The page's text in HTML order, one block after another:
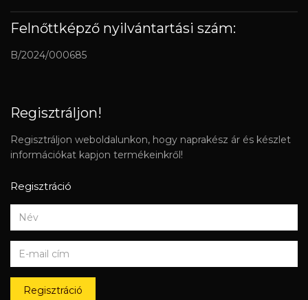
Felnőttképző nyilvántartási szám:
B/2024/000685
Regisztráljon!
Regisztráljon weboldalunkon, hogy naprakész ár és készlet
információkat kapjon termékeinkről!
Regisztráció
Regisztráció